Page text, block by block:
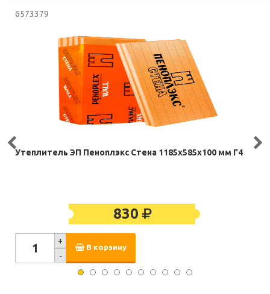
6573379
Утеплитель ЭП Пеноплэкс Стена 1185х585х100 мм Г4
830
+
-
В корзину